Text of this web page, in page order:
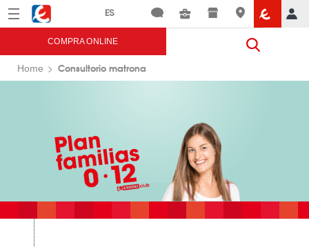
Menú Eroski
COMPRA ONLINE
Home Consultorio matrona